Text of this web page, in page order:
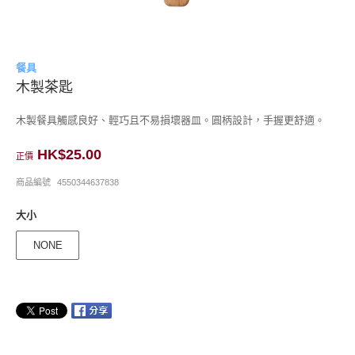
餐具
木製茶匙
木製餐具觸感良好、輕巧且不易損壞器皿。圓柄設計，手握更舒適。
正價 HK$25.00
商品編號 4550344637838
大小
NONE